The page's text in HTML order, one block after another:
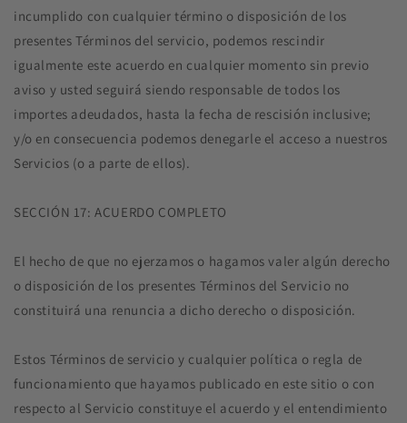
incumplido con cualquier término o disposición de los
presentes Términos del servicio, podemos rescindir
igualmente este acuerdo en cualquier momento sin previo
aviso y usted seguirá siendo responsable de todos los
importes adeudados, hasta la fecha de rescisión inclusive;
y/o en consecuencia podemos denegarle el acceso a nuestros
Servicios (o a parte de ellos).
SECCIÓN 17: ACUERDO COMPLETO
El hecho de que no ejerzamos o hagamos valer algún derecho
o disposición de los presentes Términos del Servicio no
constituirá una renuncia a dicho derecho o disposición.
Estos Términos de servicio y cualquier política o regla de
funcionamiento que hayamos publicado en este sitio o con
respecto al Servicio constituye el acuerdo y el entendimiento